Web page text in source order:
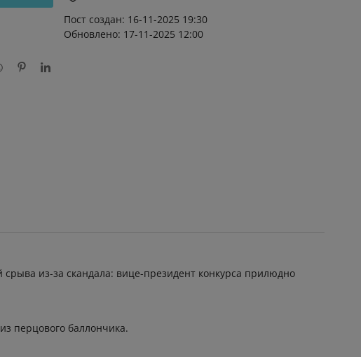
Пост создан: 16-11-2025 19:30
Обновлено: 17-11-2025 12:00
из-за скандала: вице-президент конкурса прилюдно
перцового баллончика.